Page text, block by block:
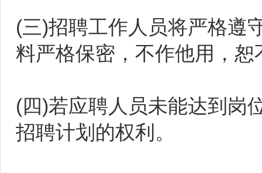
(三)招聘工作人员将严格遵
料严格保密，不作他用，恕
(四)若应聘人员未能达到岗
招聘计划的权利。